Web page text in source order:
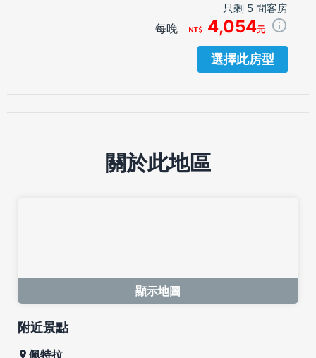
只剩 5 間客房
每晚 4,054元
選擇此房型
關於此地區
顯示地圖
附近景點
佩特拉